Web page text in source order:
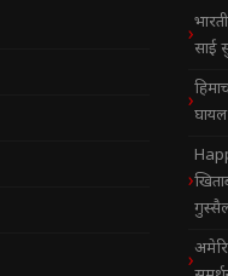
साई
घायल